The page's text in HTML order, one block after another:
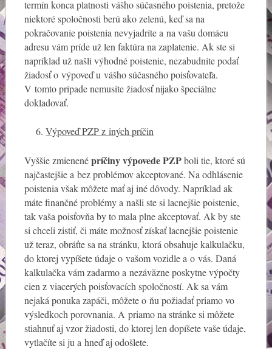
termín konca platnosti vášho súčasného poistenia, pretože
niektoré spoločnosti berú ako zelenú, keď sa na
pokračovanie poistenia nevyjadríte a na vašu domácu
adresu vám príde už len faktúra na zaplatenie. Ak ste si
napríklad už našli výhodné poistenie, nezabudnite podať
žiadosť o výpoveď u vášho súčasného poisťovateľa.
V tomto prípade nemusíte žiadosť nijako špeciálne
dokladovať.
Výpoveď PZP z iných príčin
Vyššie zmienenépríčiny výpovede PZPboli tie, ktoré sú
najčastejšie a bez problémov akceptované. Na odhlásenie
poistenia však môžete mať aj iné dôvody. Napríklad ak
máte finančné problémy a našli ste si lacnejšie poistenie,
tak vaša poisťovňa by to mala plne akceptovať. Ak by ste
si chceli zistiť, či máte možnosť získať lacnejšie poistenie
už teraz, obráťte sa na stránku, ktorá obsahuje kalkulačku,
do ktorej vypíšete údaje o vašom vozidle a o vás. Daná
kalkulačka vám zadarmo a nezáväzne poskytne výpočty
cien z viacerých poisťovacích spoločností. Ak sa vám
nejaká ponuka zapáči, môžete o ňu požiadať priamo vo
výsledkoch porovnania. A priamo na stránke si môžete
stiahnuť aj vzor žiadosti, do ktorej len dopíšete vaše údaje,
vytlačíte si ju a hneď aj odošlete.